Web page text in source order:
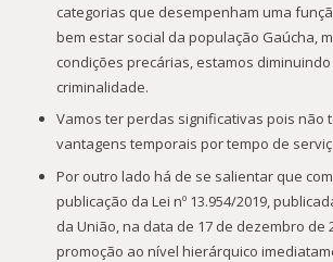
categorias que desempenham uma
bem estar social da população Gaúcha,
condições precárias, estamos
criminalidade.
Vamos ter perdas significativas pois não
vantagens temporais por tempo de
Por outro lado há de se salientar que
publicação da Lei nº 13.954/2019,
da União, na data de 17 de dezembro de
promoção ao nível hierárquico